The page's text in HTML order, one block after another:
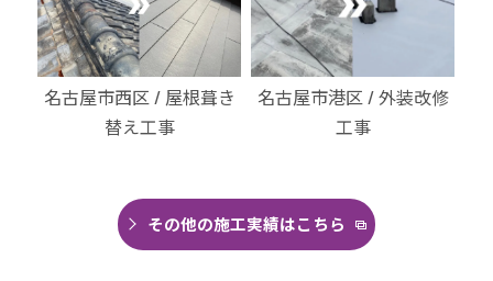
名古屋市西区 / 屋根葺き
替え工事
名古屋市港区 / 外装改修
工事
その他の施工実績はこちら